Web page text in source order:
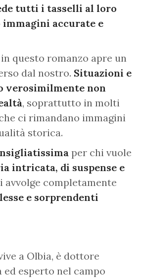
tutti i tasselli al loro
immagini accurate e
in questo romanzo apre un
dal nostro. Situazioni e
verosimilmente non
, soprattutto in molti
ci rimandano immagini
storica.
per chi vuole
intricata, di suspense e
avvolge completamente
e sorprendenti
a Olbia, è dottore
esperto nel campo